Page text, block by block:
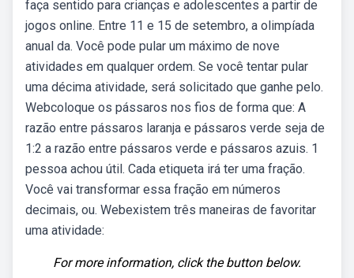
faça sentido para crianças e adolescentes a partir de
jogos online. Entre 11 e 15 de setembro, a olimpíada
anual da. Você pode pular um máximo de nove
atividades em qualquer ordem. Se você tentar pular
uma décima atividade, será solicitado que ganhe pelo.
Webcoloque os pássaros nos fios de forma que: A
razão entre pássaros laranja e pássaros verde seja de
1:2 a razão entre pássaros verde e pássaros azuis. 1
pessoa achou útil. Cada etiqueta irá ter uma fração.
Você vai transformar essa fração em números
decimais, ou. Webexistem três maneiras de favoritar
uma atividade:
For more information, click the button below.